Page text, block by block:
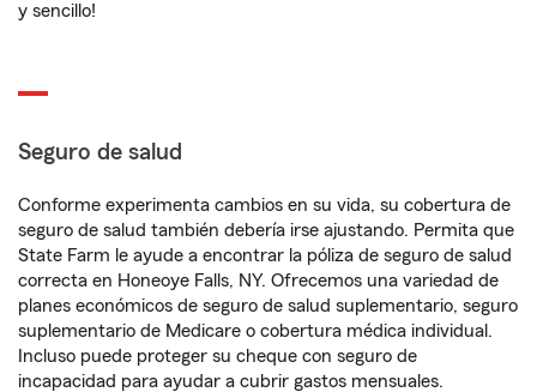
y sencillo!
Seguro de salud
Conforme experimenta cambios en su vida, su cobertura de
seguro de salud también debería irse ajustando. Permita que
State Farm le ayude a encontrar la póliza de seguro de salud
correcta en Honeoye Falls, NY. Ofrecemos una variedad de
planes económicos de seguro de salud suplementario, seguro
suplementario de Medicare o cobertura médica individual.
Incluso puede proteger su cheque con seguro de
incapacidad para ayudar a cubrir gastos mensuales.